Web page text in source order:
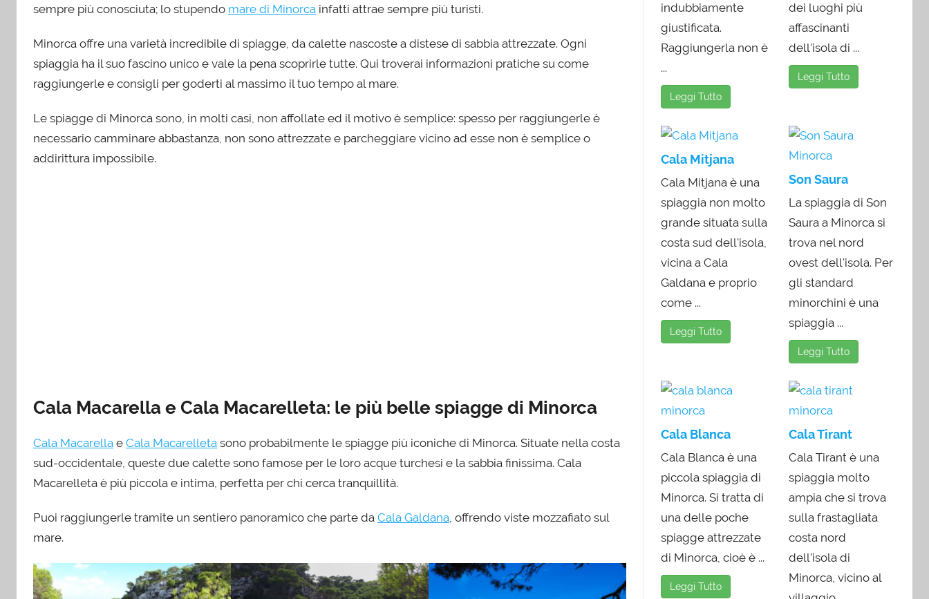
sempre più conosciuta; lo stupendo mare di Minorca infatti attrae sempre più turisti.
Minorca offre una varietà incredibile di spiagge, da calette nascoste a distese di sabbia attrezzate. Ogni
spiaggia ha il suo fascino unico e vale la pena scoprirle tutte. Qui troverai informazioni pratiche su come
raggiungerle e consigli per goderti al massimo il tuo tempo al mare.
Le spiagge di Minorca sono, in molti casi, non affollate ed il motivo è semplice: spesso per raggiungerle è
necessario camminare abbastanza, non sono attrezzate e parcheggiare vicino ad esse non è semplice o
addirittura impossibile.
Cala Macarella e Cala Macarelleta: le più belle spiagge di Minorca
Cala Macarella e Cala Macarelleta sono probabilmente le spiagge più iconiche di Minorca. Situate nella costa
sud-occidentale, queste due calette sono famose per le loro acque turchesi e la sabbia finissima. Cala
Macarelleta è più piccola e intima, perfetta per chi cerca tranquillità.
Puoi raggiungerle tramite un sentiero panoramico che parte da Cala Galdana, offrendo viste mozzafiato sul
mare.
indubbiamente
giustificata.
Raggiungerla non è
...
Leggi Tutto
dei luoghi più
affascinanti
dell'isola di ...
Leggi Tutto
Cala Mitjana
Cala Mitjana è una
spiaggia non molto
grande situata sulla
costa sud dell'isola,
vicina a Cala
Galdana e proprio
come ...
Leggi Tutto
Son Saura
La spiaggia di Son
Saura a Minorca si
trova nel nord
ovest dell'isola. Per
gli standard
minorchini è una
spiaggia ...
Leggi Tutto
Cala Blanca
Cala Blanca è una
piccola spiaggia di
Minorca. Si tratta di
una delle poche
spiagge attrezzate
di Minorca, cioè è ...
Leggi Tutto
Cala Tirant
Cala Tirant è una
spiaggia molto
ampia che si trova
sulla frastagliata
costa nord
dell'isola di
Minorca, vicino al